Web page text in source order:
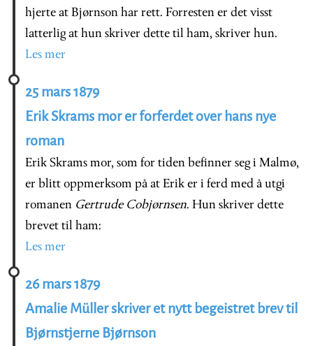
hjerte at Bjørnson har rett. Forresten er det visst
latterlig at hun skriver dette til ham, skriver hun.
Les mer
25 mars 1879
Erik Skrams mor er forferdet over hans nye
roman
Erik Skrams mor, som for tiden befinner seg i Malmø,
er blitt oppmerksom på at Erik er i ferd med å utgi
romanen Gertrude Cobjørnsen. Hun skriver dette
brevet til ham:
Les mer
26 mars 1879
Amalie Müller skriver et nytt begeistret brev til
Bjørnstjerne Bjørnson